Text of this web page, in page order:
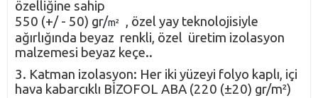
özelliğine sahip
550 (+/ - 50) gr/m² , özel yay teknolojisiyle
ağırlığında beyaz renkli, özel üretim izolasyon
malzemesi beyaz keçe..
3. Katman izolasyon: Her iki yüzeyi folyo kaplı, içi
hava kabarcıklı BİZOFOL ABA (220 (±20) gr/m²)